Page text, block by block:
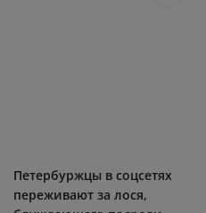
Петербуржцы в соцсетях
переживают за лося,